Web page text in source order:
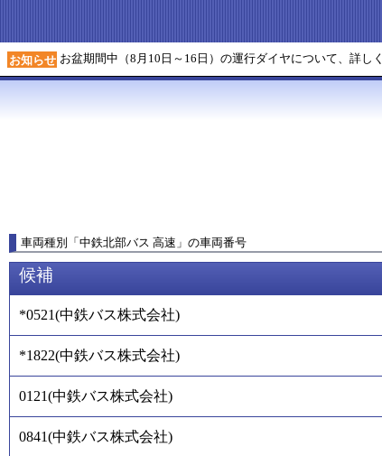
お知らせ お盆期間中（8月10日～16日）の運行ダイヤについて、詳しく
車両種別 「中鉄北部バス 高速 」 の車両番号
候補
*0521(中鉄バス株式会社)
*1822(中鉄バス株式会社)
0121(中鉄バス株式会社)
0841(中鉄バス株式会社)